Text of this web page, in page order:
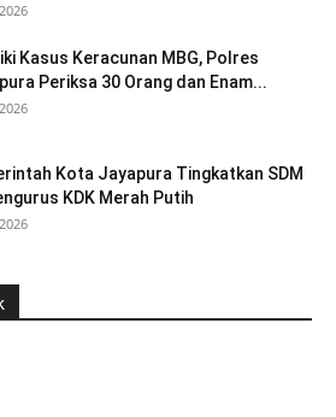
Kasus Keracunan MBG, Polres
Periksa 30 Orang dan Enam...
Kota Jayapura Tingkatkan SDM
KDK Merah Putih